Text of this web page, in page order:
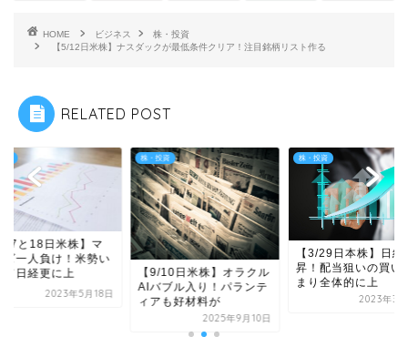
HOME ビジネス
株・投資
【5/12日米株】ナスダックが最低条件クリア！注目銘柄リスト作る
RELATED POST
17と18日米株】マ
ズ一人負け！米勢い
て日経更に上
2023年5月18日
株・投資
【9/10日米株】オラクル
AIバブル入り！パランテ
ィアも好材料が
2025年9月10日
株・投資
【3/29日本株】日経
昇！配当狙いの買い
まり全体的に上
2023年3